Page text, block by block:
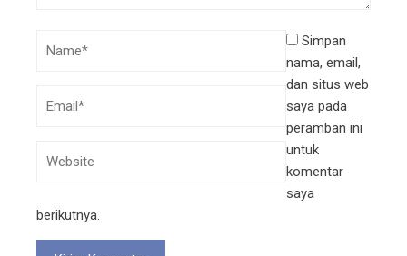
Simpan
nama, email,
dan situs web
saya pada
peramban ini
untuk
komentar
saya
berikutnya.